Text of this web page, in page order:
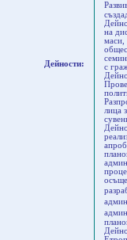
Дейности:
на
маси,
с
лица